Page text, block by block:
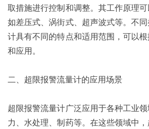
取措施进行控制和调整。其工作原理可
如差压式、涡街式、超声波式等。不
计具有不同的特点和适用范围，可以
和应用。
二、超限报警流量计的应用场景
超限报警流量计广泛应用于各种工业
力、水处理、制药等。在这些领域中